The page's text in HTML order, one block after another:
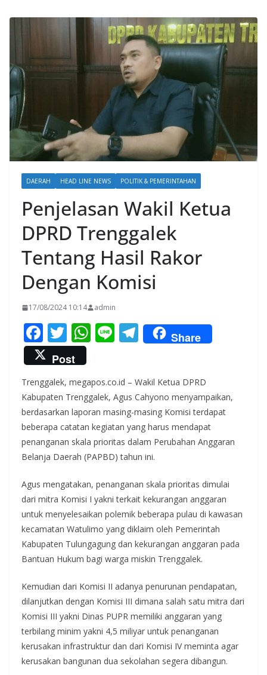
DAERAH HEAD LINE NEWS POLITIK & PEMERINTAHAN
Penjelasan Wakil Ketua
DPRD Trenggalek
Tentang Hasil Rakor
Dengan Komisi
17/08/2024 10:14 admin
F
ac
e
b
o
o
k
T
w
itt
er
W
s
A
p
p
Li T
el
gr
a
m
Share
Post
Trenggalek, megapos.co.id – Wakil Ketua DPRD
Kabupaten Trenggalek, Agus Cahyono menyampaikan,
berdasarkan laporan masing-masing Komisi terdapat
beberapa catatan kegiatan yang harus mendapat
penanganan skala prioritas dalam Perubahan Anggaran
Belanja Daerah (PAPBD) tahun ini.
Agus mengatakan, penanganan skala prioritas dimulai
dari mitra Komisi I yakni terkait kekurangan anggaran
untuk menyelesaikan polemik beberapa pulau di kawasan
kecamatan Watulimo yang diklaim oleh Pemerintah
Kabupaten Tulungagung dan kekurangan anggaran pada
Bantuan Hukum bagi warga miskin Trenggalek.
Kemudian dari Komisi II adanya penurunan pendapatan,
dilanjutkan dengan Komisi III dimana salah satu mitra dari
Komisi III yakni Dinas PUPR memiliki anggaran yang
terbilang minim yakni 4,5 miliyar untuk penanganan
kerusakan infrastruktur dan dari Komisi IV meminta agar
kerusakan bangunan dua sekolahan segera dibangun.